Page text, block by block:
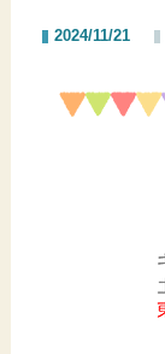
2024/11/21